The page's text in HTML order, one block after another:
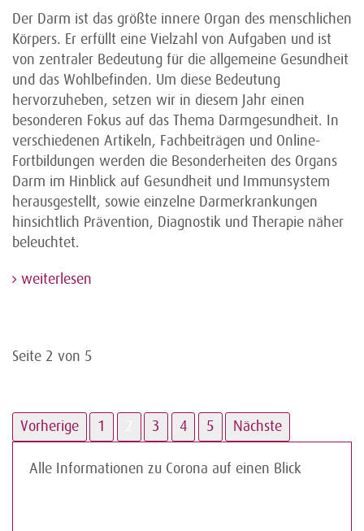
Der Darm ist das größte innere Organ des menschlichen
Körpers. Er erfüllt eine Vielzahl von Aufgaben und ist
von zentraler Bedeutung für die allgemeine Gesundheit
und das Wohlbefinden. Um diese Bedeutung
hervorzuheben, setzen wir in diesem Jahr einen
besonderen Fokus auf das Thema Darmgesundheit. In
verschiedenen Artikeln, Fachbeiträgen und Online-
Fortbildungen werden die Besonderheiten des Organs
Darm im Hinblick auf Gesundheit und Immunsystem
herausgestellt, sowie einzelne Darmerkrankungen
hinsichtlich Prävention, Diagnostik und Therapie näher
beleuchtet.
weiterlesen
Seite 2 von 5
Vorherige 1 3 4 5 Nächste
Alle Informationen zu Corona auf einen Blick